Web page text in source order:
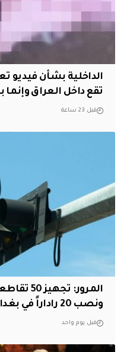
الداخلية بشأن فيديو
تقع داخل العراق وإنما
قبل 23 ساعة
المرور:
ونصب 20 راداراً في بغداد
قبل يوم واحد